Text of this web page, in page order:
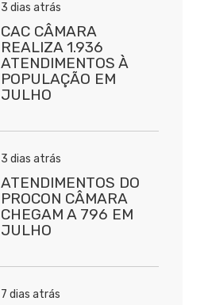
3 dias atrás
CAC CÂMARA
REALIZA 1.936
ATENDIMENTOS À
POPULAÇÃO EM
JULHO
3 dias atrás
ATENDIMENTOS DO
PROCON CÂMARA
CHEGAM A 796 EM
JULHO
7 dias atrás